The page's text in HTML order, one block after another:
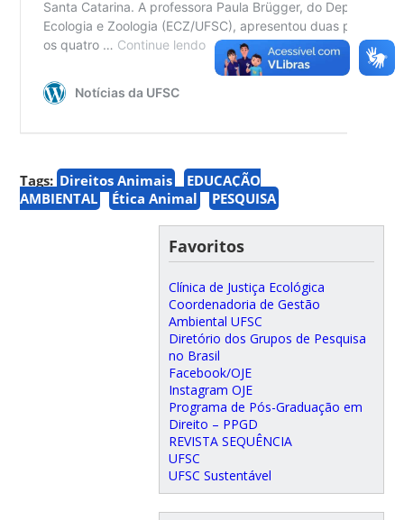
Tags: Direitos Animais
EDUCAÇÃO
AMBIENTAL
Ética Animal PESQUISA
Favoritos
Clínica de Justiça Ecológica
Coordenadoria de Gestão
Ambiental UFSC
Diretório dos Grupos de Pesquisa
no Brasil
Facebook/OJE
Instagram OJE
Programa de Pós-Graduação em
Direito – PPGD
REVISTA SEQUÊNCIA
UFSC
UFSC Sustentável